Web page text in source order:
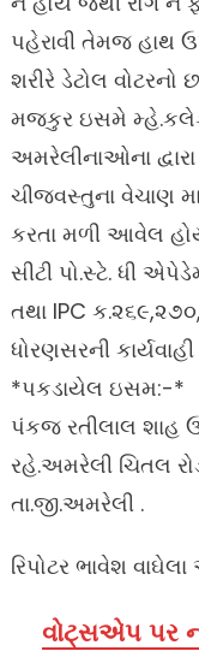
પહેરાવી તેમજ હાથ
શરીરે ડેટોલ વોટરનો
મજકુર ઇસમે
અમરેલીનાઓના
ચીજવસ્તુના વેચાણ
કરતા મળી આવેલ
સીટી પો.સ્ટે. ધી
તથા IPC
ધોરણસરની
*પકડાયેલ ઇસમ:-*
પંકજ રતીલાલ શાહ
રહે.અમરેલી ચિતલ
તા.જી.અમરેલી .
રિપોટર ભાવેશ
વોટ્સએપ પર